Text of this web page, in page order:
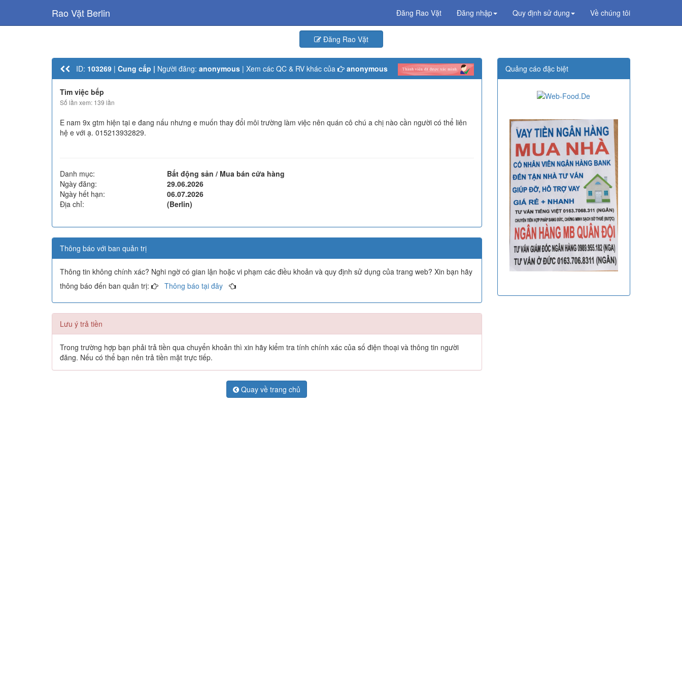
Rao Vặt Berlin Đăng Rao Vặt Đăng nhập Quy định sử dụng Về chúng tôi
Đăng Rao Vặt
ID: 103269 | Cung cấp | Người đăng: anonymous | Xem các QC & RV khác của anonymous
Tìm việc bếp
Số lần xem: 139 lần
E nam 9x gtm hiện tại e đang nấu nhưng e muốn thay đổi môi trường làm việc nên quán cô chú a chị nào cần người có thể liên
hệ e với ạ. 015213932829.
Danh mục:
Bất động sản / Mua bán cửa hàng
Ngày đăng:
29.06.2026
Ngày hết hạn:
06.07.2026
Địa chỉ:
(Berlin)
Thông báo với ban quản trị
Thông tin không chính xác? Nghi ngờ có gian lận hoặc vi phạm các điều khoản và quy định sử dụng của trang web? Xin bạn hãy
thông báo đến ban quản trị:
Thông báo tại đây
Lưu ý trả tiền
Trong trường hợp bạn phải trả tiền qua chuyển khoản thì xin hãy kiểm tra tính chính xác của số điện thoại và thông tin người
đăng. Nếu có thể bạn nên trả tiền mặt trực tiếp.
Quay về trang chủ
Quảng cáo đặc biệt